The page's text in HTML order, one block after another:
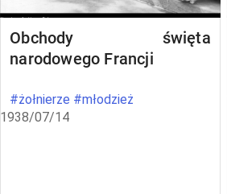
Obchody święta
narodowego Francji
#żołnierze #młodzież
1938/07/14